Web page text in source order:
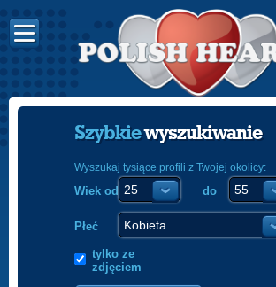
Szybkiewyszukiwanie
Wyszukaj tysiące profili z Twojej okolicy:
Wiek od do
Płeć
tylko ze
zdjęciem